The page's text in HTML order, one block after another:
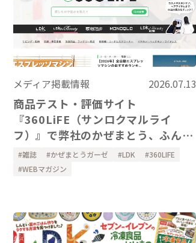
メディア掲載情報 2026.07.13
商品テスト・評価サイト
『360LiFE（サンロクマルライ
フ）』で弊社のかぜまとう、ふんわ
りガーゼのアーム&レッグウォーマ
ーを掲載いただきました。
雑誌 かぜまとうガーゼ LDK
360LIFE
WEBマガジン